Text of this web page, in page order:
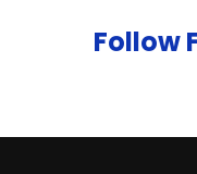
Follow